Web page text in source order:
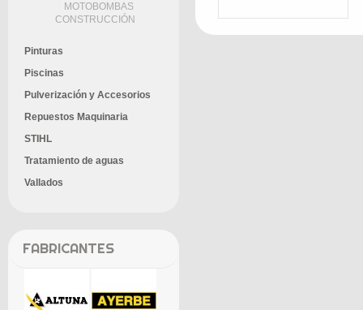
MOTOBOMBAS
CONSTRUCCIÓN
Pinturas
Piscinas
Pulverización y Accesorios
Repuestos Maquinaria
STIHL
Tratamiento de aguas
Vallados
FABRICANTES